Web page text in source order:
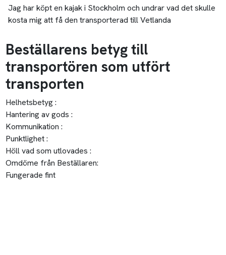
Jag har köpt en kajak i Stockholm och undrar vad det skulle
kosta mig att få den transporterad till Vetlanda
Beställarens betyg till
transportören som utfört
transporten
Helhetsbetyg :
Hantering av gods :
Kommunikation :
Punktlighet :
Höll vad som utlovades :
Omdöme från Beställaren:
Fungerade fint